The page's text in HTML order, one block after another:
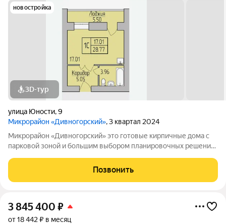
новостройка
3D-тур
улица Юности,9
Микрорайон «Дивногорский», 3 квартал 2024
Микрорайон «Дивногорский» это готовые кирпичные дома с
парковой зоной и большим выбором планировочных решений.
с безопасным покрытием.
Позвонить
3 845 400 ₽
от 18 442 ₽ в месяц